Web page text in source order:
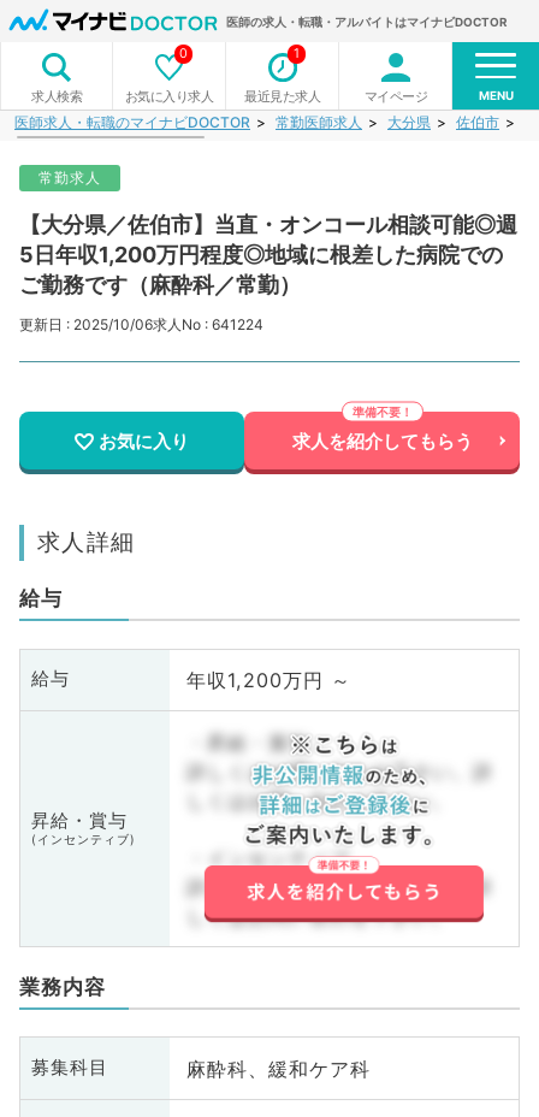
医師の求人・転職・アルバイトはマイナビDOCTOR
求人検索 お気に入り求人
0
最近見た求人
1
マイページ MENU
医師求人・転職のマイナビDOCTOR 常勤医師求人 大分県 佐伯市
常勤求人
【大分県／佐伯市】当直・オンコール相談可能◎週
5日年収1,200万円程度◎地域に根差した病院での
ご勤務です（麻酔科／常勤）
更新日 : 2025/10/06求人No : 641224
お気に入り 求人を紹介してもらう
求人詳細
給与
給与 年収1,200万円 ～
昇給・賞与
(インセンティブ)
・昇給・賞与
詳しくはお問い合わせ下さい。詳
しくはお問い合わせ下さい。
・インセンティブ
詳しくはお問い合わせ下さい。詳
しくはお問い合わせ下さい。
業務内容
募集科目 麻酔科、緩和ケア科